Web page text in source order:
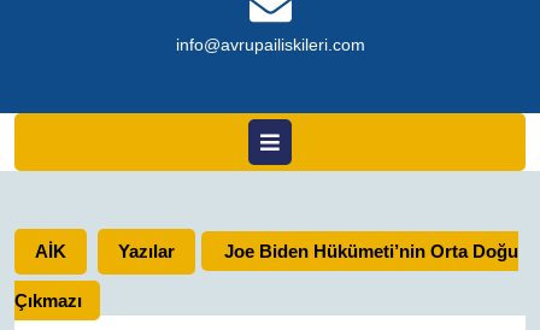
info@avrupailiskileri.com
Open
AİK Yazılar Joe Biden Hükümeti’nin Orta Doğu
Çıkmazı